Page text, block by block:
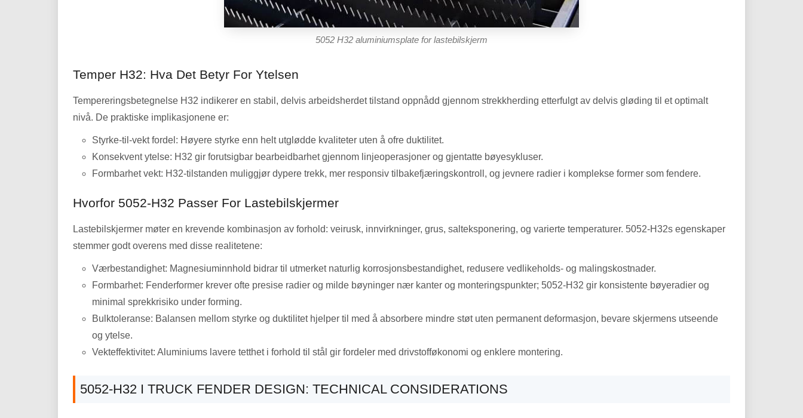
5052 H32 aluminiumsplate for lastebilskjerm
Temper H32: Hva Det Betyr For Ytelsen
Tempereringsbetegnelse H32 indikerer en stabil, delvis arbeidsherdet tilstand oppnådd gjennom strekkherding etterfulgt av delvis gløding til et optimalt
nivå. De praktiske implikasjonene er:
Styrke-til-vekt fordel: Høyere styrke enn helt utglødde kvaliteter uten å ofre duktilitet.
Konsekvent ytelse: H32 gir forutsigbar bearbeidbarhet gjennom linjeoperasjoner og gjentatte bøyesykluser.
Formbarhet vekt: H32-tilstanden muliggjør dypere trekk, mer responsiv tilbakefjæringskontroll, og jevnere radier i komplekse former som fendere.
Hvorfor 5052-H32 Passer For Lastebilskjermer
Lastebilskjermer møter en krevende kombinasjon av forhold: veirusk, innvirkninger, grus, salteksponering, og varierte temperaturer. 5052-H32s egenskaper
stemmer godt overens med disse realitetene:
Værbestandighet: Magnesiuminnhold bidrar til utmerket naturlig korrosjonsbestandighet, redusere vedlikeholds- og malingskostnader.
Formbarhet: Fenderformer krever ofte presise radier og milde bøyninger nær kanter og monteringspunkter; 5052-H32 gir konsistente bøyeradier og
minimal sprekkrisiko under forming.
Bulktoleranse: Balansen mellom styrke og duktilitet hjelper til med å absorbere mindre støt uten permanent deformasjon, bevare skjermens utseende
og ytelse.
Vekteffektivitet: Aluminiums lavere tetthet i forhold til stål gir fordeler med drivstofføkonomi og enklere montering.
5052-H32 I TRUCK FENDER DESIGN: TECHNICAL CONSIDERATIONS